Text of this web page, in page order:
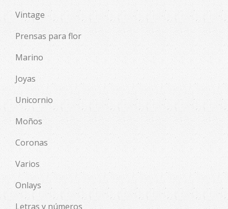
Vintage
Prensas para flor
Marino
Joyas
Unicornio
Moños
Coronas
Varios
Onlays
Letras y números